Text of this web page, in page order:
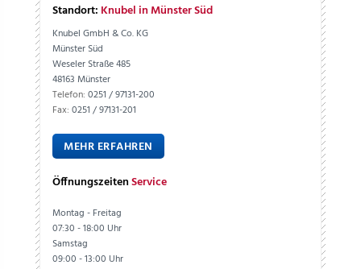
Standort: Knubel in Münster Süd
Knubel GmbH & Co. KG
Münster Süd
Weseler Straße 485
48163 Münster
Telefon: 0251 / 97131-200
Fax: 0251 / 97131-201
MEHR ERFAHREN
ÖffnungszeitenService
Montag - Freitag
07:30 - 18:00 Uhr
Samstag
09:00 - 13:00 Uhr